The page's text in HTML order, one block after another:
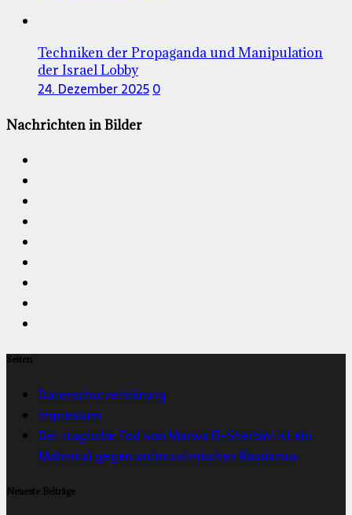
Techniken der Propaganda und Manipulation
der Israel Lobby
24. Dezember 20250
Nachrichten in Bilder
Seiten
Datenschutzerklärung
Impressum
Der tragische Tod von Marwa El-Sherbini ist ein
Mahnmal gegen antimuslimischen Rassismus
Neueste Beiträge